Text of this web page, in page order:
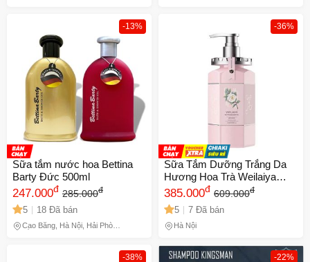
-13%
Sữa tắm nước hoa Bettina
Barty Đức 500ml
247.000đ 285.000đ
5 18 Đã bán
Cao Bằng, Hà Nội, Hải Phòng,
-36%
Sữa Tắm Dưỡng Trắng Da
Hương Hoa Trà Weilaiya
450ml - Công Thức Giúp Da
Sáng Mịn, Cấp Ẩm và Ngăn
Ngừa Mụn
385.000đ 609.000đ
5 7 Đã bán
Hà Nội
-38% -22%